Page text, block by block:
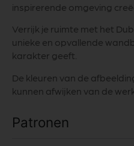
inspirerende omgeving
Verrijk je ruimte met het
unieke en opvallende
karakter geeft.
De kleuren van de
kunnen afwijken van de
Patronen